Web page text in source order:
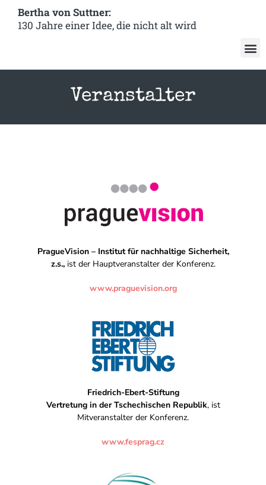
Bertha von Suttner:
130 Jahre einer Idee, die nicht alt wird
Veranstalter
PragueVision – Institut für nachhaltige Sicherheit,
z.s.,ist der Hauptveranstalter der Konferenz.
www.praguevision.org
Friedrich-Ebert-Stiftung
Vertretung in der Tschechischen Republik, ist
Mitveranstalter der Konferenz.
www.fesprag.cz